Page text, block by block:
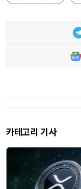
카테고리 기사